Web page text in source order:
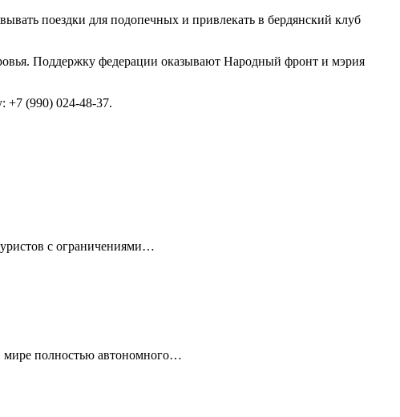
поездки для подопечных и привлекать в бердянский клуб
Поддержку федерации оказывают Народный фронт и мэрия
+7 (990) 024-48-37.
с ограничениями…
мире полностью автономного…